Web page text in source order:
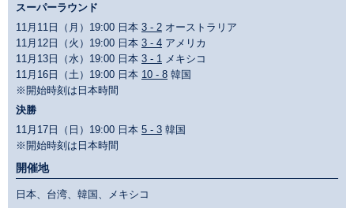
スーパーラウンド
11月11日（月）19:00 日本 3 - 2 オーストラリア
11月12日（火）19:00 日本 3 - 4 アメリカ
11月13日（水）19:00 日本 3 - 1 メキシコ
11月16日（土）19:00 日本 10 - 8 韓国
※開始時刻は日本時間
決勝
11月17日（日）19:00 日本 5 - 3 韓国
※開始時刻は日本時間
開催地
日本、台湾、韓国、メキシコ